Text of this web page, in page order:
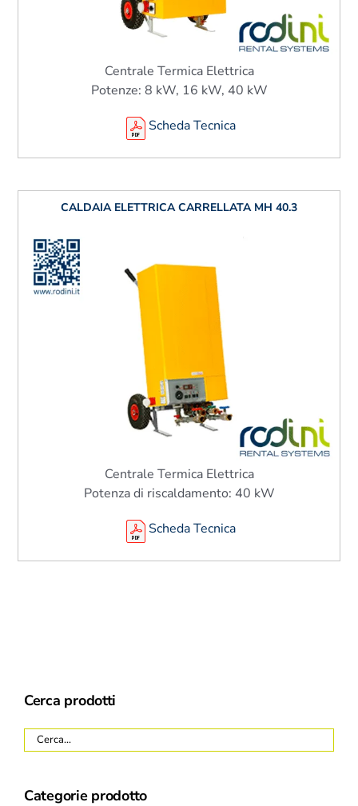
Centrale Termica Elettrica
Potenze: 8 kW, 16 kW, 40 kW
Scheda Tecnica
CALDAIA ELETTRICA CARRELLATA MH 40.3
Centrale Termica Elettrica
Potenza di riscaldamento: 40 kW
Scheda Tecnica
Cerca prodotti
Categorie prodotto